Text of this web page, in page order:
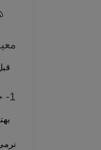
قبل
1- جنس نخ و کیفیت الیاف
بهترین گبه‌ها با پشم